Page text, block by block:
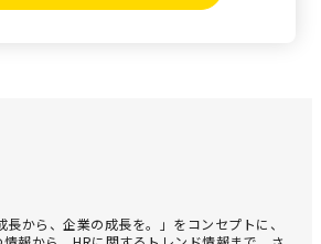
から、企業の成長を。」をコンセプトに、